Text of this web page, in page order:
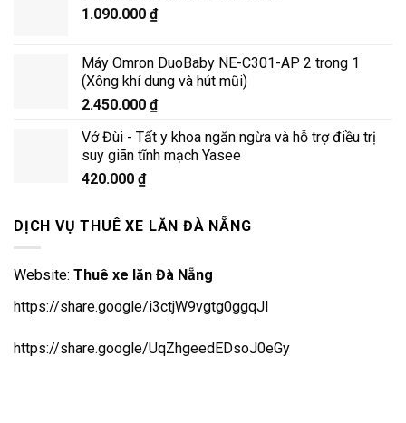
1.090.000 ₫
Máy Omron DuoBaby NE-C301-AP 2 trong 1
(Xông khí dung và hút mũi)
2.450.000 ₫
Vớ Đùi - Tất y khoa ngăn ngừa và hỗ trợ điều trị
suy giãn tĩnh mạch Yasee
420.000 ₫
DỊCH VỤ THUÊ XE LĂN ĐÀ NẴNG
Website: Thuê xe lăn Đà Nẵng
https://share.google/i3ctjW9vgtg0ggqJl
https://share.google/UqZhgeedEDsoJ0eGy